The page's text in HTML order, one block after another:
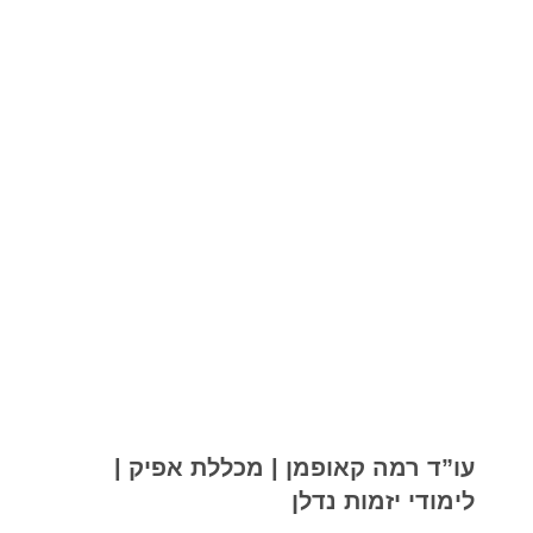
עו”ד רמה קאופמן | מכללת אפיק |
לימודי יזמות נדלן